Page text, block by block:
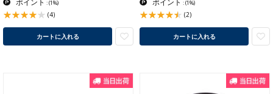
ポイント :(1%)
(4)
カートに入れる
ポイント :(1%)
(2)
カートに入れる